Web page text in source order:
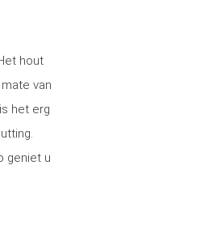
hout
van
het erg
geniet u